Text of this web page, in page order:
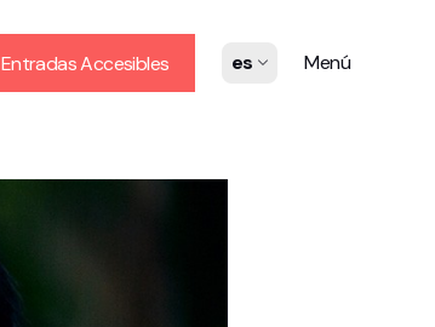
Entradas Accesibles es Menú